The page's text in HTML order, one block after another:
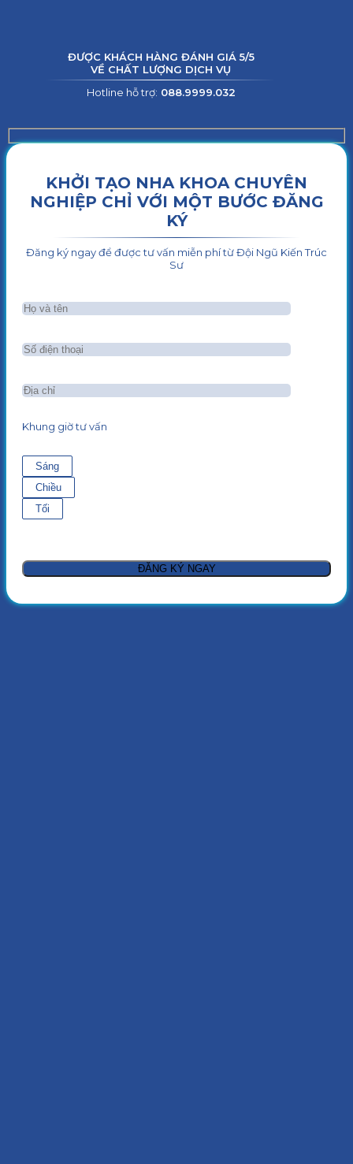
ĐƯỢC KHÁCH HÀNG ĐÁNH GIÁ 5/5
VỀ CHẤT LƯỢNG DỊCH VỤ
Hotline hỗ trợ: 088.9999.032
KHỞI TẠO NHA KHOA CHUYÊN
NGHIỆP CHỈ VỚI MỘT BƯỚC ĐĂNG
KÝ
Đăng ký ngay để được tư vấn miễn phí từ Đội Ngũ Kiến Trúc
Sư
Khung giờ tư vấn
Sáng
Chiều
Tối